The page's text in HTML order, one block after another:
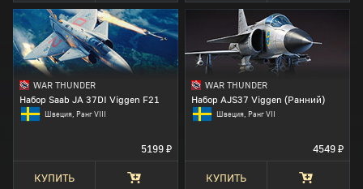
WAR THUNDER
Набор Saab JA 37DI Viggen F21
Швеция, Ранг VIII
5199 ₽
КУПИТЬ
WAR THUNDER
Набор AJS37 Viggen (Ранний)
Швеция, Ранг VII
4549 ₽
КУПИТЬ